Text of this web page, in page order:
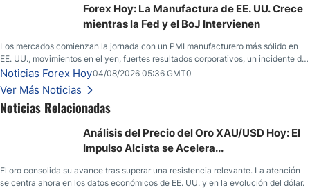
yen; el peso mexicano ve un repunte a medida que las tasas caen en EE. UU.
Forex Hoy: La Manufactura de EE. UU. Crece
mientras la Fed y el BoJ Intervienen
Los mercados comienzan la jornada con un PMI manufacturero más sólido en
EE. UU., movimientos en el yen, fuertes resultados corporativos, un incidente de
seguridad en Bitcoin y nuevas señales desde el mercado del petróleo.
Noticias Forex Hoy04/08/2026 05:36 GMT0
Ver Más Noticias
Noticias Relacionadas
Análisis del Precio del Oro XAU/USD Hoy: El
Impulso Alcista se Acelera...
El oro consolida su avance tras superar una resistencia relevante. La atención
se centra ahora en los datos económicos de EE. UU. y en la evolución del dólar.